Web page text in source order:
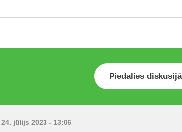
Piedalies diskusijā
24. jūlijs 2023 - 13:06